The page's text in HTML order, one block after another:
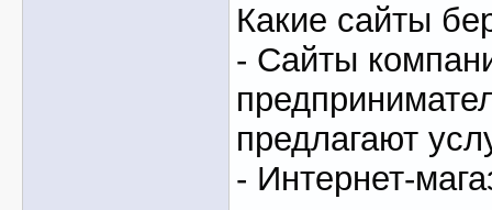
Какие сайты
- Сайты
предлагают
- Интернет-